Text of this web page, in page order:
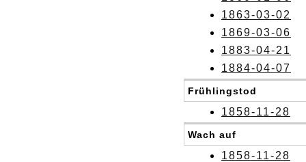
1863-03-02
1869-03-06
1883-04-21
1884-04-07
Frühlingstod
1858-11-28
Wach auf
1858-11-28